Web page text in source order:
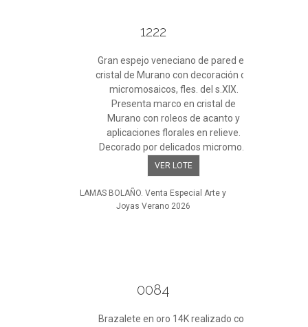
1222
Gran espejo veneciano de pared en
cristal de Murano con decoración de
micromosaicos, fles. del s.XIX.
Presenta marco en cristal de
Murano con roleos de acanto y
aplicaciones florales en relieve.
Decorado por delicados micromo...
VER LOTE
LAMAS BOLAÑO. Venta Especial Arte y
Joyas Verano 2026
0084
Brazalete en oro 14K realizado con